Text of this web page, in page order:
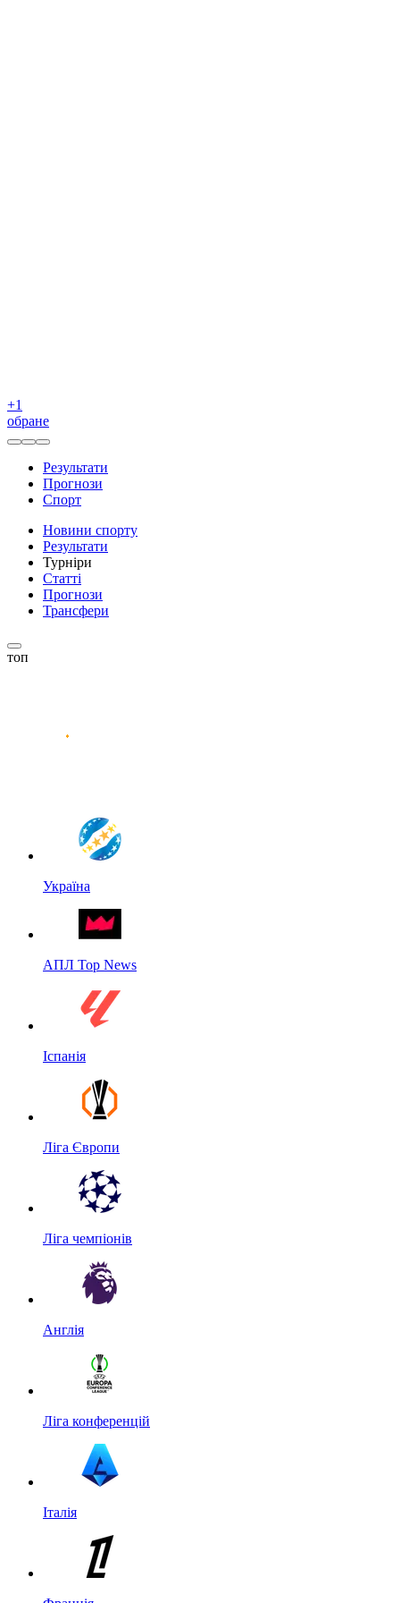
+1
обране
Результати
Прогнози
Спорт
Новини спорту
Результати
Турніри
Статті
Прогнози
Трансфери
топ
Україна
АПЛ Top News
Іспанія
Ліга Європи
Ліга чемпіонів
Англія
Ліга конференцій
Італія